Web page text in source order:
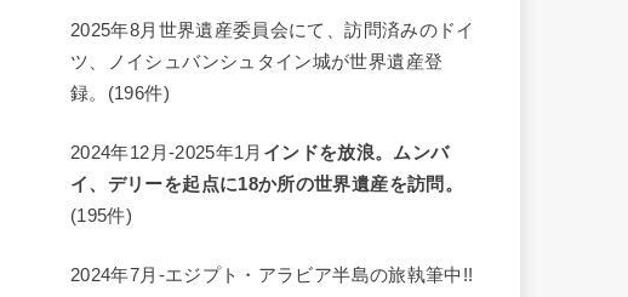
2025年8月世界遺産委員会にて、訪問済みのドイ
ツ、ノイシュバンシュタイン城が世界遺産登
録。(196件)
2024年12月-2025年1月 インドを放浪。ムンバ
イ、デリーを起点に18か所の世界遺産を訪問。
(195件)
2024年7月-エジプト・アラビア半島の旅執筆中!!